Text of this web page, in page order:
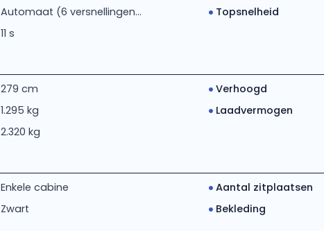
Automaat (6 versnellingen... Topsnelheid
11 s
279 cm Verhoogd
1.295 kg Laadvermogen
2.320 kg
Enkele cabine Aantal zitplaatsen
Zwart Bekleding